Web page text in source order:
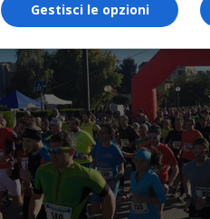
Gestisci le opzioni